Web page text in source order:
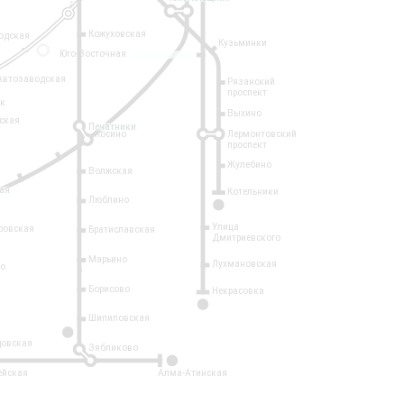
2
14
Кузьминки
Рязанский
проспект
Выхино
Лермонтовский
проспект
Жулебино
Котельники
Кожуховская
Печатники
Волжская
Люблино
Братиславская
Марьино
Борисово
Шипиловская
Зябликово
Алма-Атинская
Улица
Дмитриевского
Лухмановская
Некрасовка
Косино
Юго-Восточная